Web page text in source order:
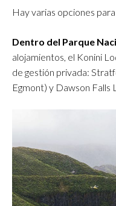
Hay varias opciones
Dentro del Parque
alojamientos, el Konini
de gestión privada:
Egmont) y Dawson Falls